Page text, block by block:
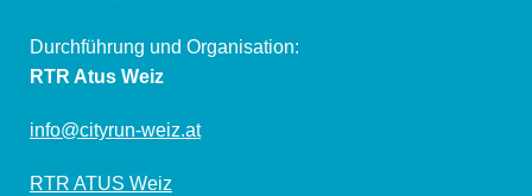
Durchführung und Organisation:
RTR Atus Weiz
info@cityrun-weiz.at
RTR ATUS Weiz